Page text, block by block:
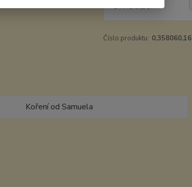
244 Kč bez DPH
Číslo produktu: 0,358060,16
Koření od Samuela